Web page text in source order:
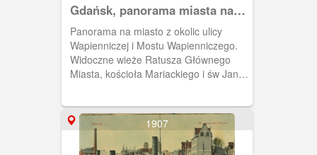
Gdańsk, panorama miasta nad
Motławą
Panorama na miasto z okolic ulicy
Wapienniczej i Mostu Wapienniczego.
Widoczne wieże Ratusza Głównego
Miasta, kościoła Mariackiego i św Jana.
1907